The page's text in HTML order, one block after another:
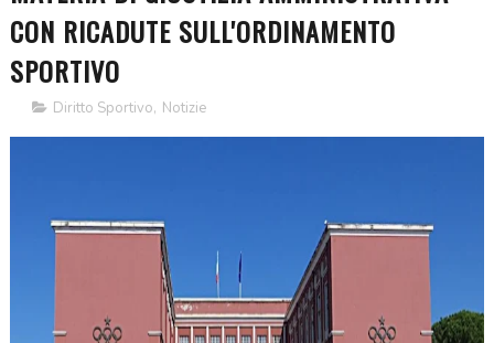
CON RICADUTE SULL'ORDINAMENTO
SPORTIVO
Diritto Sportivo, Notizie